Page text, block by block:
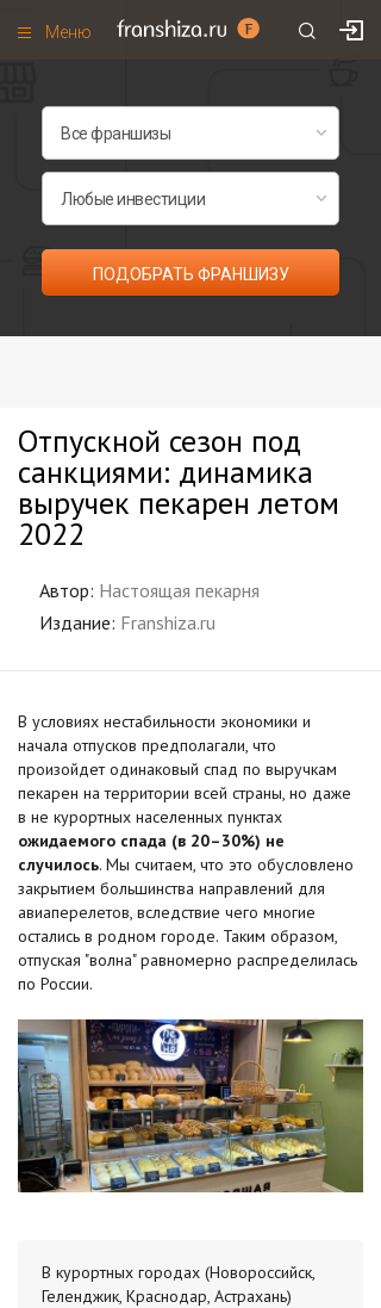
Меню
Франшизы по категориям
Рейтинг франшиз
Все франшизы списком
ПОДОБРАТЬ ФРАНШИЗУ
Отпускной сезон под
санкциями: динамика
выручек пекарен летом
2022
Автор: Настоящая пекарня
Издание: Franshiza.ru
В условиях нестабильности экономики и
начала отпусков предполагали, что
произойдет одинаковый спад по выручкам
пекарен на территории всей страны, но даже
в не курортных населенных пунктах
ожидаемого спада (в 20–30%) не
случилось. Мы считаем, что это обусловлено
закрытием большинства направлений для
авиаперелетов, вследствие чего многие
остались в родном городе. Таким образом,
отпуская "волна" равномерно распределилась
по России.
В курортных городах (Новороссийск,
Геленджик, Краснодар, Астрахань)